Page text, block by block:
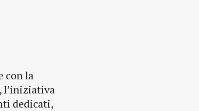
con la
l’iniziativa
dedicati,